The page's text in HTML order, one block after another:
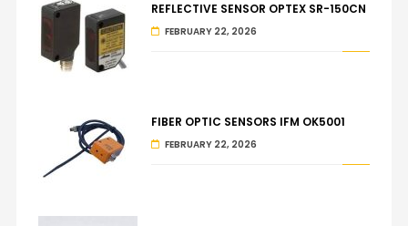
REFLECTIVE SENSOR OPTEX SR-150CN
FEBRUARY 22, 2026
FIBER OPTIC SENSORS IFM OK5001
FEBRUARY 22, 2026